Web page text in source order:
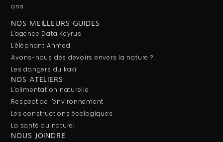
ans.
NOS MEILLEURS GUIDES
L'agence Data Keyrus
L'éléphant Ahmed
Avons-nous des devoirs envers la nature ?
Les dangers du kaki
NOS ATELIERS
L'alimentation naturelle
Respect de l'environnement
Les constructions écologiques
La santé au naturel
NOUS JOINDRE